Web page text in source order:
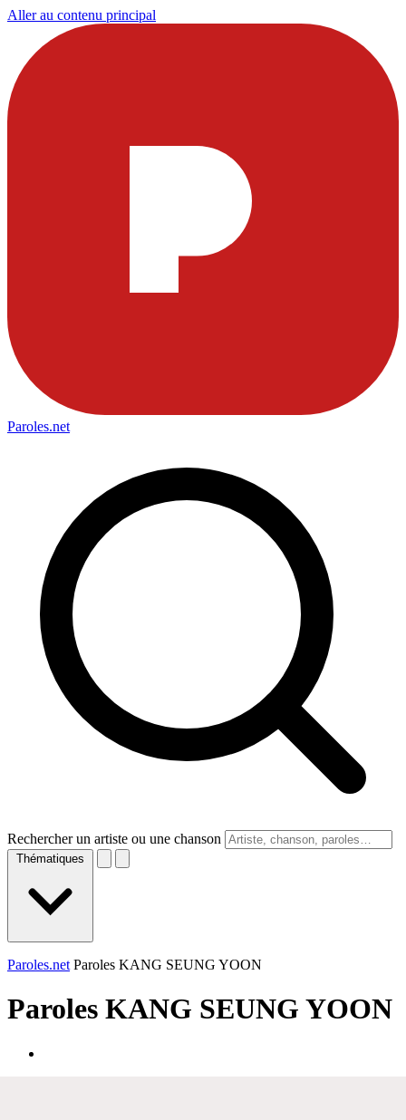
Aller au contenu principal
Paroles.net
Rechercher un artiste ou une chanson
Thématiques
Paroles.net Paroles KANG SEUNG YOON
Paroles KANG SEUNG YOON